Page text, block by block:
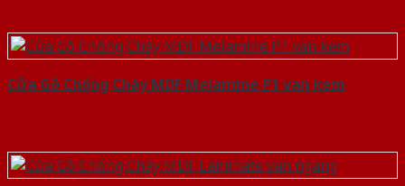
Cửa Gỗ Chống Cháy MDF Melamine P1 van kem